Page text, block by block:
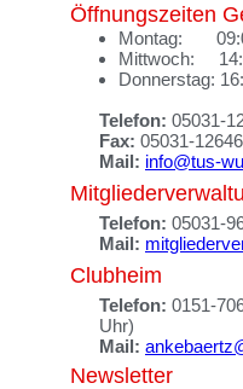
Öffnungszeiten
Montag:
Mittwoch:
Donnerstag:
Telefon: 05031-
Fax: 05031-12646
Mail: info@tus-
Telefon: 05031-
Mail:
Clubheim
Telefon: 0151-
Uhr)
Mail:
Newsletter